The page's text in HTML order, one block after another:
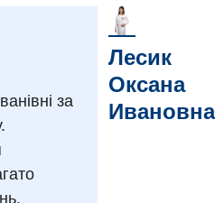
за
Лесик
Оксана
Ивановна